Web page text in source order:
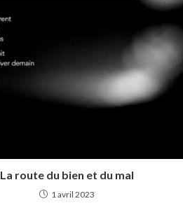
La route du bien et du mal
1 avril 2023